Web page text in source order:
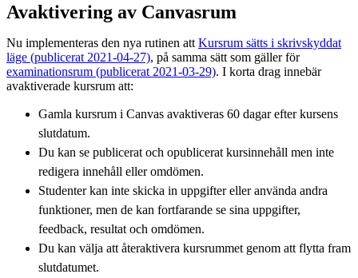
Avaktivering av Canvasrum
Nu implementeras den nya rutinen att Kursrum sätts i skrivskyddat
läge (publicerat 2021-04-27), på samma sätt som gäller för
examinationsrum (publicerat 2021-03-29). I korta drag innebär
avaktiverade kursrum att:
Gamla kursrum i Canvas avaktiveras 60 dagar efter kursens
slutdatum.
Du kan se publicerat och opublicerat kursinnehåll men inte
redigera innehåll eller omdömen.
Studenter kan inte skicka in uppgifter eller använda andra
funktioner, men de kan fortfarande se sina uppgifter,
feedback, resultat och omdömen.
Du kan välja att återaktivera kursrummet genom att flytta fram
slutdatumet.